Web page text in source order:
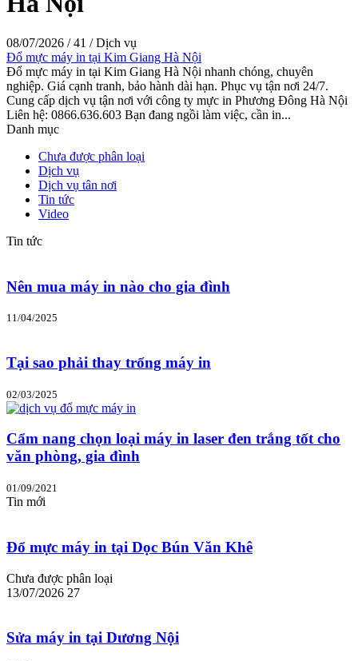
08/07/2026 /41 /Dịch vụ
Đổ mực máy in tại Kim Giang Hà Nội
Đổ mực máy in tại Kim Giang Hà Nội nhanh chóng, chuyên
nghiệp. Giá cạnh tranh, bảo hành dài hạn. Phục vụ tận nơi 24/7.
Cung cấp dịch vụ tận nơi với công ty mực in Phương Đông Hà Nội
Liên hệ: 0866.636.603 Bạn đang ngồi làm việc, cần in...
Danh mục
Chưa được phân loại
Dịch vụ
Dịch vụ tân nơi
Tin tức
Video
Tin tức
Nên mua máy in nào cho gia đình
11/04/2025
Tại sao phải thay trống máy in
02/03/2025
Cẩm nang chọn loại máy in laser đen trắng tốt cho
văn phòng, gia đình
01/09/2021
Tin mới
Đổ mực máy in tại Dọc Bún Văn Khê
Chưa được phân loại
13/07/2026 27
Sửa máy in tại Dương Nội